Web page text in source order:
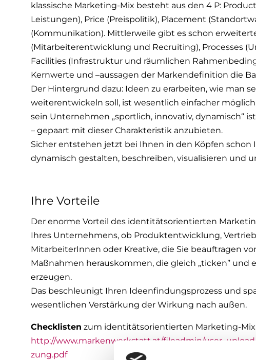
klassische Marketing-Mix besteht aus den 4 P:
Leistungen), Price (Preispolitik), Placement
(Kommunikation). Mittlerweile gibt es schon
(Mitarbeiterentwicklung und Recruiting), Processes
Facilities (Infrastruktur und räumlichen
Kernwerte und –aussagen der Markendefinition die
Der Hintergrund dazu: Ideen zu erarbeiten, wie man
weiterentwickeln soll, ist wesentlich einfacher
sein Unternehmen „sportlich, innovativ, dynamisch“
– gepaart mit dieser Charakteristik anzubieten.
Sicher entstehen jetzt bei Ihnen in den Köpfen schon
dynamisch gestalten, beschreiben, visualisieren und
Ihre Vorteile
Der enorme Vorteil des identitätsorientierten
Ihres Unternehmens, ob Produktentwicklung,
MitarbeiterInnen oder Kreative, die Sie beauftragen
Maßnahmen herauskommen, die gleich „ticken” und
erzeugen.
Das beschleunigt Ihren Ideenfindungsprozess und
wesentlichen Verstärkung der Wirkung nach außen.
Checklisten zum identitätsorientierten Marketing-
http://www.markenwerkstatt.at/fileadmin/
zung.pdf